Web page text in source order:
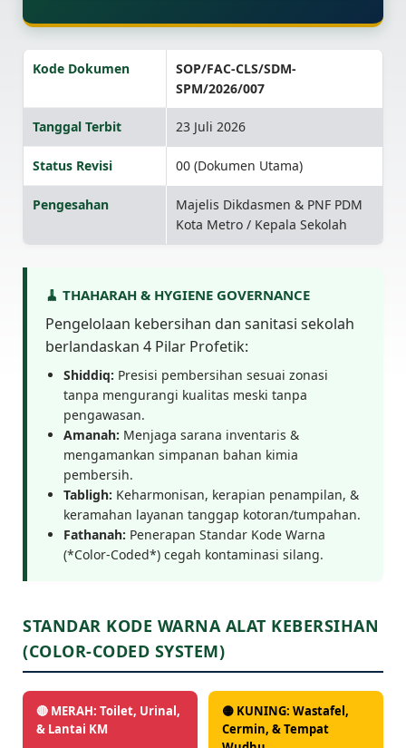
Kode Dokumen
SOP/FAC-CLS/SDM-
SPM/2026/007
Tanggal Terbit 23 Juli 2026
Status Revisi 00 (Dokumen Utama)
Pengesahan
Majelis Dikdasmen & PNF PDM
Kota Metro / Kepala Sekolah
🧹 THAHARAH & HYGIENE GOVERNANCE
Pengelolaan kebersihan dan sanitasi sekolah
berlandaskan 4 Pilar Profetik:
Shiddiq: Presisi pembersihan sesuai zonasi
tanpa mengurangi kualitas meski tanpa
pengawasan.
Amanah: Menjaga sarana inventaris &
mengamankan simpanan bahan kimia
pembersih.
Tabligh: Keharmonisan, kerapian penampilan, &
keramahan layanan tanggap kotoran/tumpahan.
Fathanah: Penerapan Standar Kode Warna
(*Color-Coded*) cegah kontaminasi silang.
STANDAR KODE WARNA ALAT KEBERSIHAN
(COLOR-CODED SYSTEM)
🔴 MERAH: Toilet, Urinal,
& Lantai KM
🟡 KUNING: Wastafel,
Cermin, & Tempat